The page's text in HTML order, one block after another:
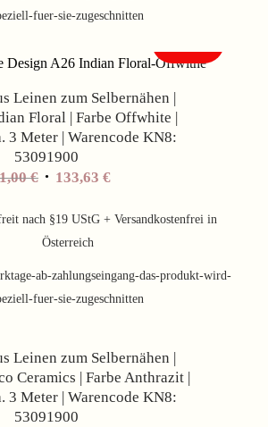
fuer-sie-zugeschnitten
Leinen zum Selbernähen |
Floral | Farbe Offwhite |
3 Meter | Warencode KN8:
53091900
€ Ursprünglicher
war:
161,00 €
133,63 €Aktueller
ist:
nach §19 UStG + Versandkostenfrei in
Österreich
ab-zahlungseingang-das-produkt-wird-
fuer-sie-zugeschnitten
Leinen zum Selbernähen |
Ceramics | Farbe Anthrazit |
3 Meter | Warencode KN8:
53091900